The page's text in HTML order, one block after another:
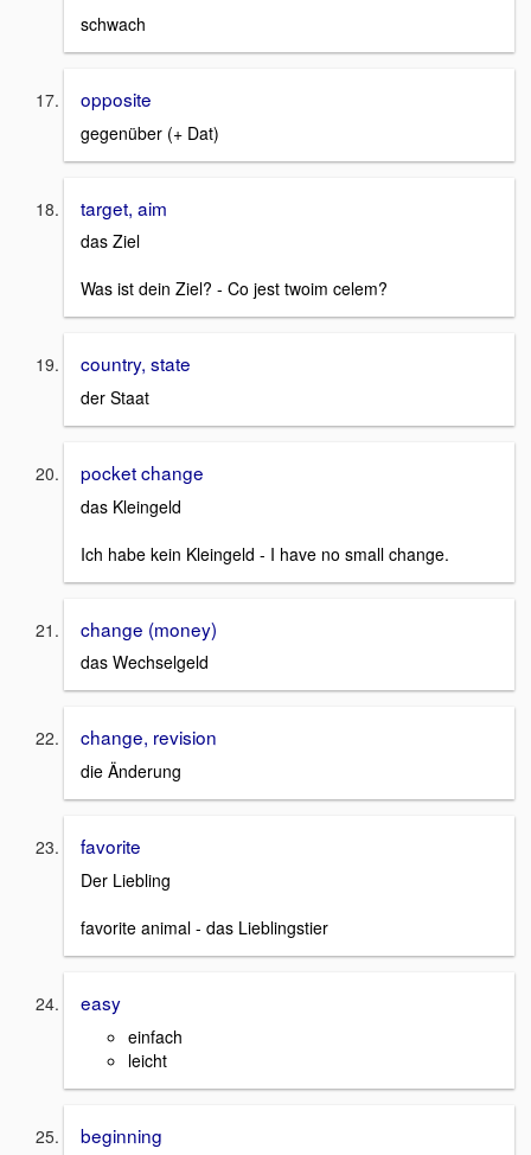
schwach
opposite
gegenüber (+ Dat)
target, aim
das Ziel
Was ist dein Ziel? - Co jest twoim celem?
country, state
der Staat
pocket change
das Kleingeld
Ich habe kein Kleingeld - I have no small change.
change (money)
das Wechselgeld
change, revision
die Änderung
favorite
Der Liebling
favorite animal - das Lieblingstier
easy
einfach
leicht
beginning